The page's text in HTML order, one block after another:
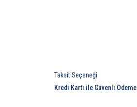
Taksit Seçeneği
Kredi Kartı ile Güvenli Ödeme